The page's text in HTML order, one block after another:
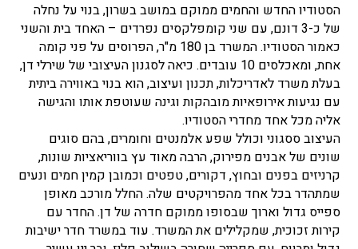
הסטודיו החדש והחמים ממוקם במושב בשרון, בנוי על נחלה
של כ-3 דונם, עם שני קומפלקסים נפרדים – האחד בית והשני
כאמור הסטודיו. המשרד בן 180 מ"ר, הפרוסים על פני קומה
אחת, ומאכלסים 10 עובדים. כיאה לסגנון העיצובי של שירלי דן,
בעלת משרד לאדריכלות, תכנון ועיצוב, הוא בנוי באווירה ביתית
עם נגיעות אירופאיות מובהקות וגינה שעוטפת אותו והגישה
אליה מכל אחד מחדרי הסטודיו.
העיצוב ססגוני וכולל שפע אלמנטים וחומרים, בהם סוגים
שונים של אבנים מפירוק, הרבה מאוד עץ בווריאציות שונות,
קרניזים בפנים ובחוץ, דקורים, טפטים וכמובן קמין חמים ונעים
שמתהדר בכל אחד מהפרויקטים שלה. החלל מורכב מאופן
ספייס גדול וארוך שבסופו ממוקם חדרה של דן. החדר עם
קירות זכוכית, שמקלילים את המשרד. עוד במשרד חדר ישיבות